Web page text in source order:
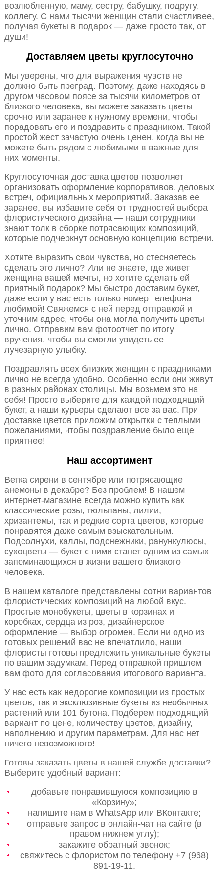
возлюбленную, маму, сестру, бабушку, подругу,
коллегу. С нами тысячи женщин стали счастливее,
получая букеты в подарок — даже просто так, от
души!
Доставляем цветы круглосуточно
Мы уверены, что для выражения чувств не
должно быть преград. Поэтому, даже находясь в
другом часовом поясе за тысячи километров от
близкого человека, вы можете заказать цветы
срочно или заранее к нужному времени, чтобы
порадовать его и поздравить с праздником. Такой
простой жест зачастую очень ценен, когда вы не
можете быть рядом с любимыми в важные для
них моменты.
Круглосуточная доставка цветов позволяет
организовать оформление корпоративов, деловых
встреч, официальных мероприятий. Заказав ее
заранее, вы избавите себя от трудностей выбора
флористического дизайна — наши сотрудники
знают толк в сборке потрясающих композиций,
которые подчеркнут основную концепцию встречи.
Хотите выразить свои чувства, но стесняетесь
сделать это лично? Или не знаете, где живет
женщина вашей мечты, но хотите сделать ей
приятный подарок? Мы быстро доставим букет,
даже если у вас есть только номер телефона
любимой! Свяжемся с ней перед отправкой и
уточним адрес, чтобы она могла получить цветы
лично. Отправим вам фотоотчет по итогу
вручения, чтобы вы смогли увидеть ее
лучезарную улыбку.
Поздравлять всех близких женщин с праздниками
лично не всегда удобно. Особенно если они живут
в разных районах столицы. Мы возьмем это на
себя! Просто выберите для каждой подходящий
букет, а наши курьеры сделают все за вас. При
доставке цветов приложим открытки с теплыми
пожеланиями, чтобы поздравление было еще
приятнее!
Наш ассортимент
Ветка сирени в сентябре или потрясающие
анемоны в декабре? Без проблем! В нашем
интернет-магазине всегда можно купить как
классические розы, тюльпаны, лилии,
хризантемы, так и редкие сорта цветов, которые
понравятся даже самым взыскательным.
Подсолнухи, каллы, подснежники, ранункулюсы,
сухоцветы — букет с ними станет одним из самых
запоминающихся в жизни вашего близкого
человека.
В нашем каталоге представлены сотни вариантов
флористических композиций на любой вкус.
Простые монобукеты, цветы в корзинах и
коробках, сердца из роз, дизайнерское
оформление — выбор огромен. Если ни одно из
готовых решений вас не впечатлило, наши
флористы готовы предложить уникальные букеты
по вашим задумкам. Перед отправкой пришлем
вам фото для согласования итогового варианта.
У нас есть как недорогие композиции из простых
цветов, так и эксклюзивные букеты из необычных
растений или 101 бутона. Подберем подходящий
вариант по цене, количеству цветов, дизайну,
наполнению и другим параметрам. Для нас нет
ничего невозможного!
Готовы заказать цветы в нашей службе доставки?
Выберите удобный вариант:
добавьте понравившуюся композицию в
«Корзину»;
напишите нам в WhatsApp или ВКонтакте;
отправьте запрос в онлайн-чат на сайте (в
правом нижнем углу);
закажите обратный звонок;
свяжитесь с флористом по телефону +7 (968)
891-19-11.